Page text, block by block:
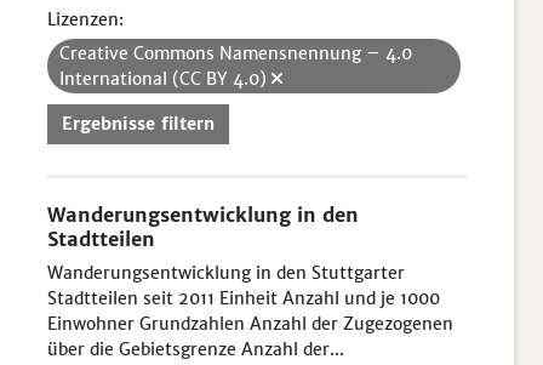
Lizenzen:
Creative Commons Namensnennung – 4.0
International (CC BY 4.0)
Ergebnisse filtern
Wanderungsentwicklung in den
Stadtteilen
Wanderungsentwicklung in den Stuttgarter
Stadtteilen seit 2011 Einheit Anzahl und je 1000
Einwohner Grundzahlen Anzahl der Zugezogenen
über die Gebietsgrenze Anzahl der...